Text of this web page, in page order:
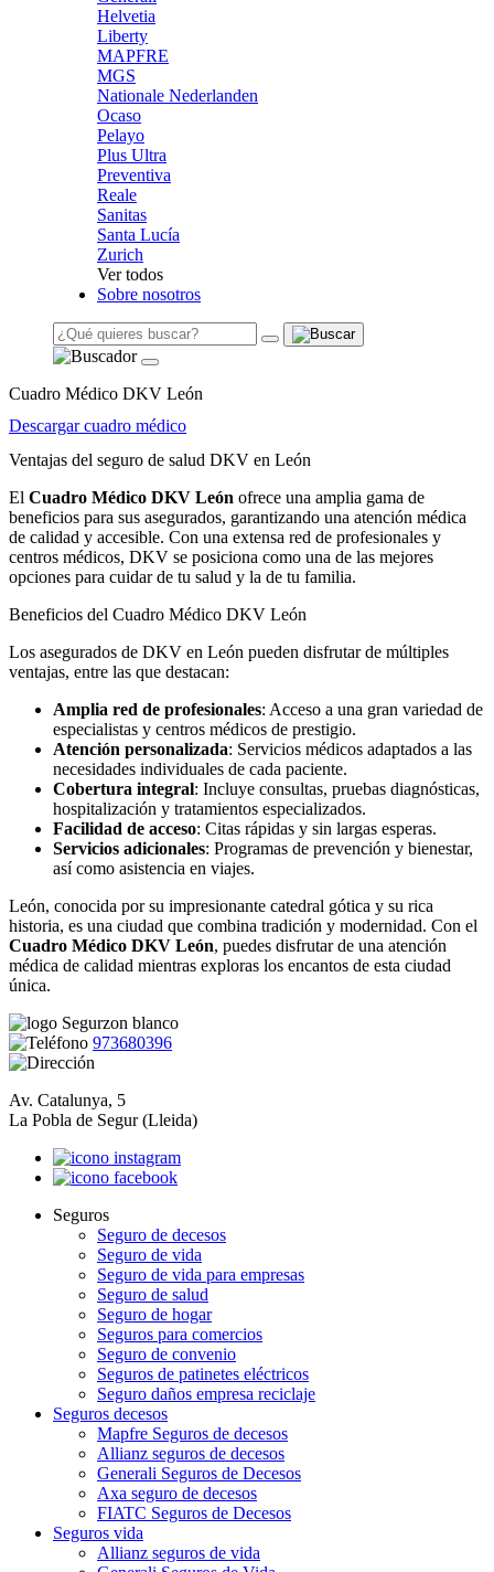
Helvetia
Liberty
MAPFRE
MGS
Nationale Nederlanden
Ocaso
Pelayo
Plus Ultra
Preventiva
Reale
Sanitas
Santa Lucía
Zurich
Ver todos
Sobre nosotros
Cuadro Médico DKV León
Descargar cuadro médico
Ventajas del seguro de salud DKV en León
El Cuadro Médico DKV León ofrece una amplia gama de
beneficios para sus asegurados, garantizando una atención médica
de calidad y accesible. Con una extensa red de profesionales y
centros médicos, DKV se posiciona como una de las mejores
opciones para cuidar de tu salud y la de tu familia.
Beneficios del Cuadro Médico DKV León
Los asegurados de DKV en León pueden disfrutar de múltiples
ventajas, entre las que destacan:
Amplia red de profesionales: Acceso a una gran variedad de
especialistas y centros médicos de prestigio.
Atención personalizada: Servicios médicos adaptados a las
necesidades individuales de cada paciente.
Cobertura integral: Incluye consultas, pruebas diagnósticas,
hospitalización y tratamientos especializados.
Facilidad de acceso: Citas rápidas y sin largas esperas.
Servicios adicionales: Programas de prevención y bienestar,
así como asistencia en viajes.
León, conocida por su impresionante catedral gótica y su rica
historia, es una ciudad que combina tradición y modernidad. Con el
Cuadro Médico DKV León, puedes disfrutar de una atención
médica de calidad mientras exploras los encantos de esta ciudad
única.
973680396
Av. Catalunya, 5
La Pobla de Segur (Lleida)
Seguros
Seguro de decesos
Seguro de vida
Seguro de vida para empresas
Seguro de salud
Seguro de hogar
Seguros para comercios
Seguro de convenio
Seguros de patinetes eléctricos
Seguro daños empresa reciclaje
Seguros decesos
Mapfre Seguros de decesos
Allianz seguros de decesos
Generali Seguros de Decesos
Axa seguro de decesos
FIATC Seguros de Decesos
Seguros vida
Allianz seguros de vida